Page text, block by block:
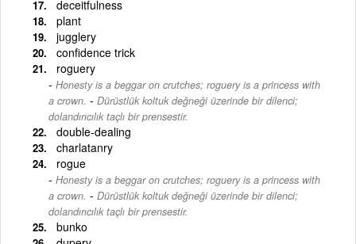
deceitfulness
plant
jugglery
confidence trick
roguery
Honesty is a beggar on crutches; roguery is a princess with
a crown. - Dürüstlük koltuk değneği üzerinde bir dilenci;
dolandırıcılık taçlı bir prensestir.
double-dealing
charlatanry
rogue
Honesty is a beggar on crutches; roguery is a princess with
a crown. - Dürüstlük koltuk değneği üzerinde bir dilenci;
dolandırıcılık taçlı bir prensestir.
bunko